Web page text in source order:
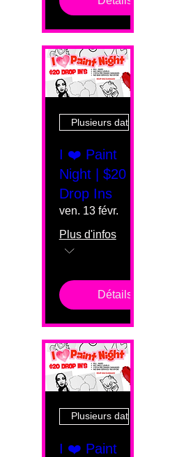
Plusieurs dates
I ❤️ Paint
Night | $20
Drop Ins
ven. 13 févr.
Plus d'infos
Détails
Plusieurs dates
I ❤️ Paint